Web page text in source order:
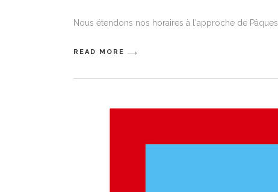
Nous étendons nos horaires à l'approche de Pâques.
READ MORE